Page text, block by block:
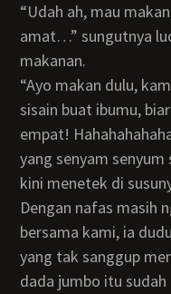
“Udah ah, mau makan dulu… gila lu Bud, maniak
amat…” sungutnya
makanan.
“Ayo makan dulu, kamu pasti laper kan? Tuh sperma
sisain buat ibumu,
empat!
yang senyam
kini menetek di
Dengan nafas masih ngos-ngosan, Budhe bergabung
bersama kami, ia
yang tak sanggup
dada jumbo itu